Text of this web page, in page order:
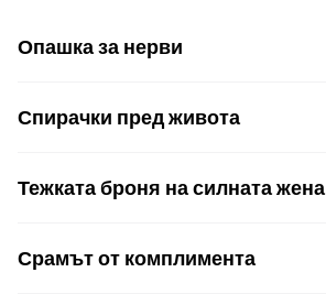
Опашка за нерви
Спирачки пред живота
Тежката броня на силната жена
Срамът от комплимента